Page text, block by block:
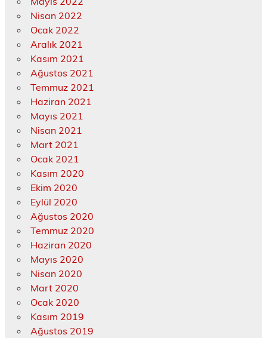
Nisan 2022
Ocak 2022
Aralık 2021
Kasım 2021
Ağustos 2021
Temmuz 2021
Haziran 2021
Mayıs 2021
Nisan 2021
Mart 2021
Ocak 2021
Kasım 2020
Ekim 2020
Eylül 2020
Ağustos 2020
Temmuz 2020
Haziran 2020
Mayıs 2020
Nisan 2020
Mart 2020
Ocak 2020
Kasım 2019
Ağustos 2019